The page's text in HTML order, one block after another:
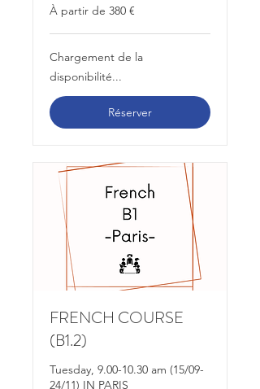
À
partir
380
À partir de 380 €
Chargement de la
disponibilité...
Réserver
FRENCH COURSE
(B1.2)
Tuesday, 9.00-10.30 am (15/09-
24/11) IN PARIS